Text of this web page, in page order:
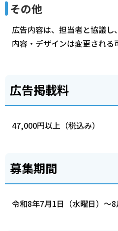
その他
広告内容は、担当者と協議し
内容・デザインは変更される
広告掲載料
47,000円以上（税込み）
募集期間
令和8年7月1日（水曜日）～8